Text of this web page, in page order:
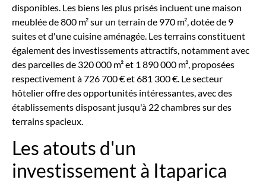
disponibles. Les biens les plus prisés incluent une maison
meublée de 800 m² sur un terrain de 970 m², dotée de 9
suites et d'une cuisine aménagée. Les terrains constituent
également des investissements attractifs, notamment avec
des parcelles de 320 000 m² et 1 890 000 m², proposées
respectivement à 726 700 € et 681 300 €. Le secteur
hôtelier offre des opportunités intéressantes, avec des
établissements disposant jusqu'à 22 chambres sur des
terrains spacieux.
Les atouts d'un
investissement à Itaparica